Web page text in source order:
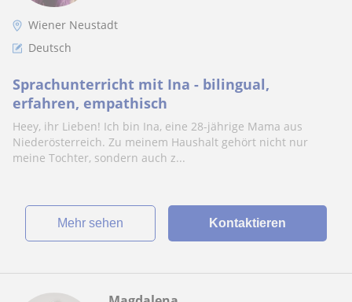
Wiener Neustadt
Deutsch
Sprachunterricht mit Ina - bilingual,
erfahren, empathisch
Heey, ihr Lieben! Ich bin Ina, eine 28-jährige Mama aus
Niederösterreich. Zu meinem Haushalt gehört nicht nur
meine Tochter, sondern auch z...
Mehr sehen Kontaktieren